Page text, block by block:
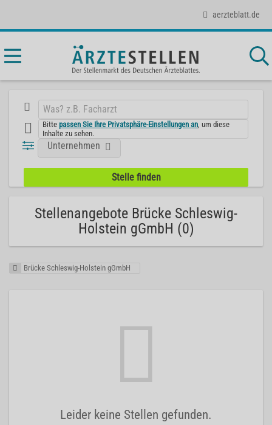
aerzteblatt.de
Bittepassen Sie Ihre Privatsphäre-Einstellungen an , um diese
Inhalte zu sehen.
Unternehmen
Stellenangebote Brücke Schleswig-
Holstein gGmbH (0)
Brücke Schleswig-Holstein gGmbH
Leider keine Stellen gefunden.